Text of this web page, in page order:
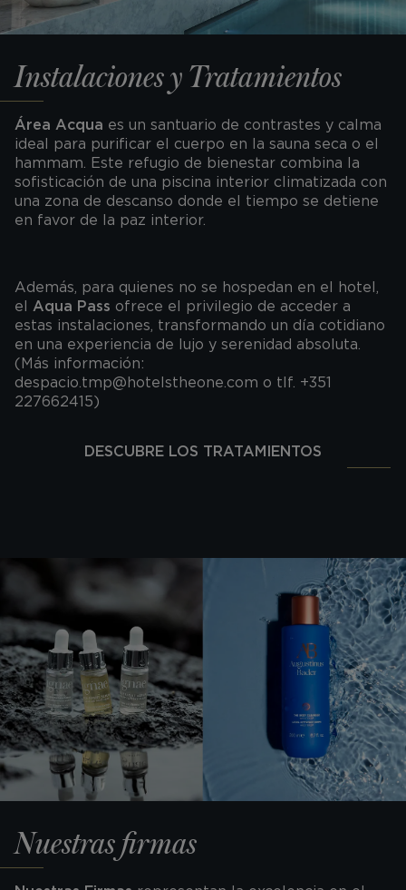
Instalaciones y Tratamientos
Área Acqua es un santuario de contrastes y calma
ideal para purificar el cuerpo en la sauna seca o el
hammam. Este refugio de bienestar combina la
sofisticación de una piscina interior climatizada con
una zona de descanso donde el tiempo se detiene
en favor de la paz interior.
Además, para quienes no se hospedan en el hotel,
el Aqua Pass ofrece el privilegio de acceder a
estas instalaciones, transformando un día cotidiano
en una experiencia de lujo y serenidad absoluta.
(Más información:
despacio.tmp@hotelstheone.com o tlf. +351
227662415)
DESCUBRE LOS TRATAMIENTOS
Nuestras firmas